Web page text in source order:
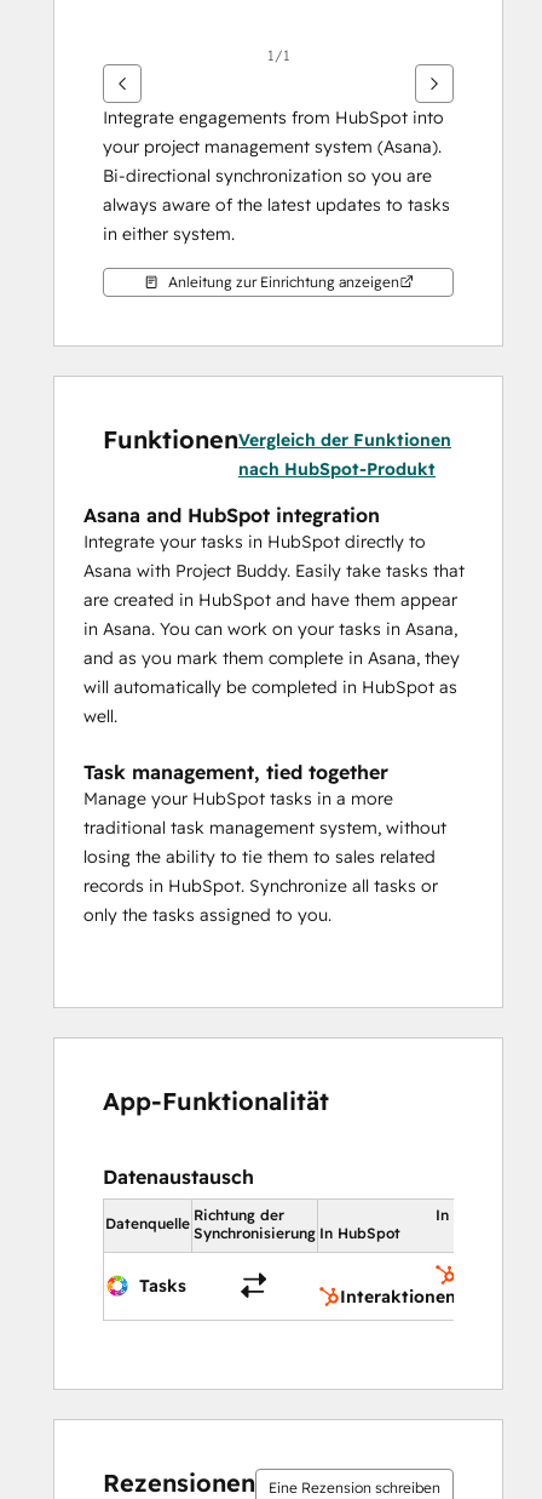
1/1
Integrate engagements from HubSpot into
your project management system (Asana).
Bi-directional synchronization so you are
always aware of the latest updates to tasks
in either system.
Anleitung zur Einrichtung anzeigen
FunktionenVergleich der Funktionen
nach HubSpot-Produkt
Asana and HubSpot integration
Integrate your tasks in HubSpot directly to
Asana with Project Buddy. Easily take tasks that
are created in HubSpot and have them appear
in Asana. You can work on your tasks in Asana,
and as you mark them complete in Asana, they
will automatically be completed in HubSpot as
well.
Task management, tied together
Manage your HubSpot tasks in a more
traditional task management system, without
losing the ability to tie them to sales related
records in HubSpot. Synchronize all tasks or
only the tasks assigned to you.
App-Funktionalität
Datenaustausch
Datenquelle Richtung der
Synchronisierung
In HubSpot
In HubSpot
Tasks
Interaktionen
Rezensionen Eine Rezension schreiben